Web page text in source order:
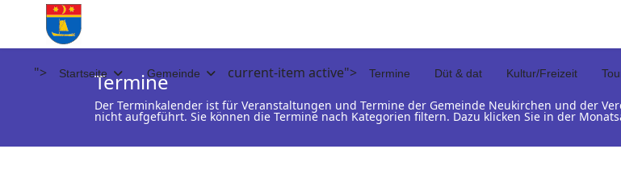
"> Startseite Gemeinde current-item active"> Termine Düt & dat Kultur/Freizeit
Termine
Der Terminkalender ist für Veranstaltungen und Termine der Gemeinde Neukirchen und der
nicht aufgeführt. Sie können die Termine nach Kategorien filtern. Dazu klicken Sie in der